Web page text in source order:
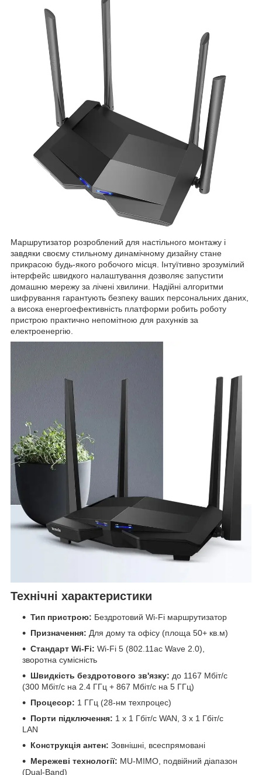
Маршрутизатор розроблений для настільного монтажу і
завдяки своєму стильному динамічному дизайну стане
прикрасою будь-якого робочого місця. Інтуїтивно зрозумілий
інтерфейс швидкого налаштування дозволяє запустити
домашню мережу за лічені хвилини. Надійні алгоритми
шифрування гарантують безпеку ваших персональних даних,
а висока енергоефективність платформи робить роботу
пристрою практично непомітною для рахунків за
електроенергію.
Технічні характеристики
Тип пристрою: Бездротовий Wi-Fi маршрутизатор
Призначення: Для дому та офісу (площа 50+ кв.м)
Стандарт Wi-Fi: Wi-Fi 5 (802.11ac Wave 2.0),
зворотна сумісність
Швидкість бездротового зв'язку: до 1167 Мбіт/с
(300 Мбіт/с на 2.4 ГГц + 867 Мбіт/с на 5 ГГц)
Процесор: 1 ГГц (28-нм техпроцес)
Порти підключення: 1 x 1 Гбіт/с WAN, 3 x 1 Гбіт/с
LAN
Конструкція антен: Зовнішні, всеспрямовані
Мережеві технології: MU-MIMO, подвійний діапазон
(Dual-Band)